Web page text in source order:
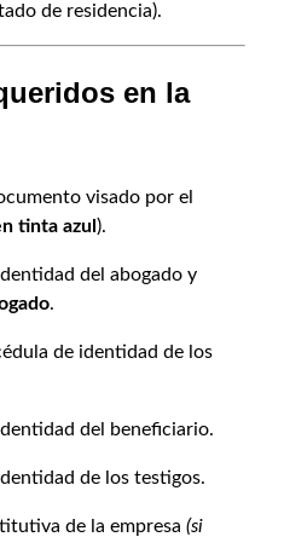
de residencia).
en la
visado por el
tinta azul ).
del abogado y
.
de identidad de los
del beneficiario.
de los testigos.
de la empresa (si